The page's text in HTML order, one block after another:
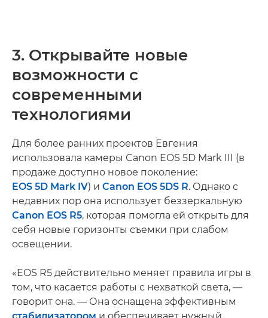
3. Открывайте новые
возможности с
современными
технологиями
Для более ранних проектов Евгения
использовала камеры Canon EOS 5D Mark III (в
продаже доступно новое поколение:
EOS 5D Mark IV) и Canon EOS 5DS R. Однако с
недавних пор она использует беззеркальную
Canon EOS R5, которая помогла ей открыть для
себя новые горизонты съемки при слабом
освещении.
«EOS R5 действительно меняет правила игры в
том, что касается работы с нехваткой света, —
говорит она. — Она оснащена эффективным